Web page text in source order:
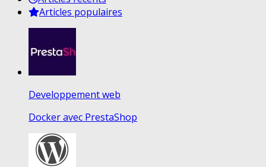
Articles populaires
Developpement web
Docker avec PrestaShop